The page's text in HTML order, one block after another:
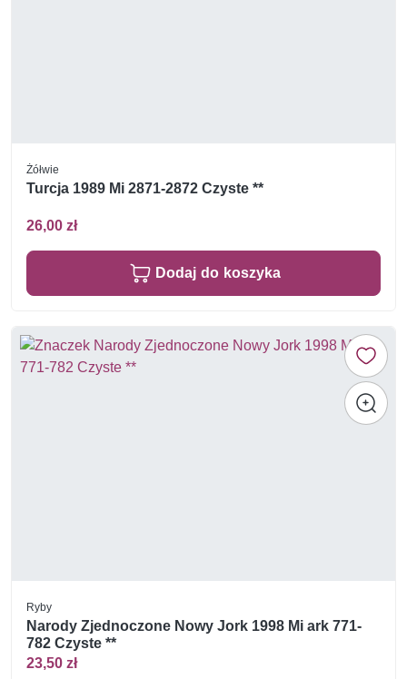
Żółwie
Turcja 1989 Mi 2871-2872 Czyste **
26,00 zł
Dodaj do koszyka
Ryby
Narody Zjednoczone Nowy Jork 1998 Mi ark 771-
782 Czyste **
23,50 zł